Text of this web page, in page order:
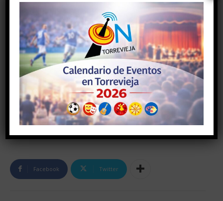
Facebook Twitter